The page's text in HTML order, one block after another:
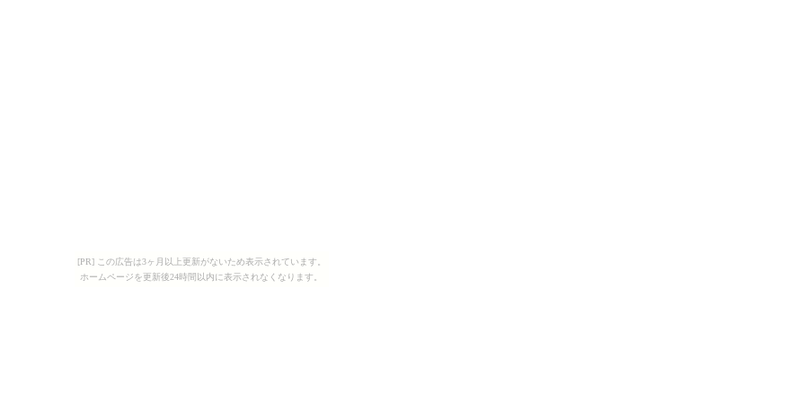
[PR] この広告は3ヶ月以上更新がないため表示されています。
ホームページを更新後24時間以内に表示されなくなります。